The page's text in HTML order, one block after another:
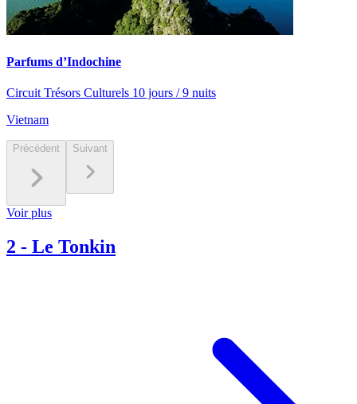
Parfums d’Indochine
Circuit Trésors Culturels 10 jours / 9 nuits
Vietnam
Précédent Suivant
Voir plus
2 - Le Tonkin